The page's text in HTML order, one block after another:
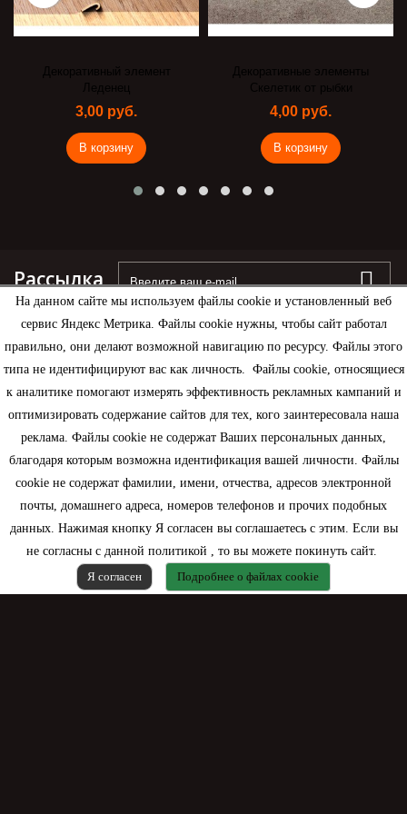
На данном сайте мы используем файлы cookie и установленный веб
сервис Яндекс Метрика. Файлы cookie нужны, чтобы сайт работал
правильно, они делают возможной навигацию по ресурсу. Файлы этого
типа не идентифицируют вас как личность. Файлы cookie, относящиеся
к аналитике помогают измерять эффективность рекламных кампаний и
оптимизировать содержание сайтов для тех, кого заинтересовала наша
реклама. Файлы cookie не содержат Ваших персональных данных,
благодаря которым возможна идентификация вашей личности. Файлы
cookie не содержат фамилии, имени, отчества, адресов электронной
почты, домашнего адреса, номеров телефонов и прочих подобных
данных. Нажимая кнопку Я согласен вы соглашаетесь с этим. Если вы
не согласны с данной политикой , то вы можете покинуть сайт.
Я согласен
Подробнее о файлах cookie
Декоративный элемент
Леденец
3,00 руб.
В корзину
Декоративные элементы
Скелетик от рыбки
4,00 руб.
В корзину
Рассылка
Информация
Моя учетная запись
Контактная информация